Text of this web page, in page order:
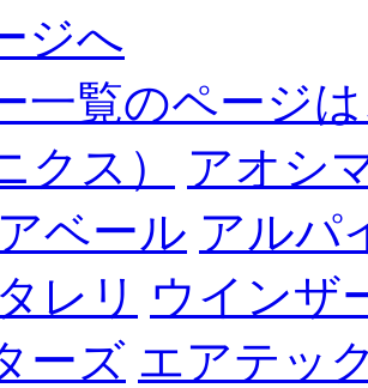
ジへ
一覧のページ
クス）
アオシ
アベール アルパ
レリ ウインザ
ーズ エアテッ